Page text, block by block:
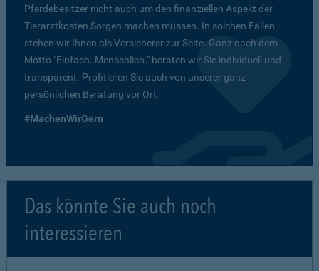
Pferdebesitzer nicht auch um den finanziellen Aspekt der
Tierarztkosten Sorgen machen müssen. In solchen Fällen
stehen wir Ihnen als Versicherer zur Seite. Ganz nach dem
Motto "Einfach. Menschlich." beraten wir Sie individuell und
transparent. Profitieren Sie auch von unserer ganz
persönlichen Beratung vor Ort.
#MachenWirGern
Das könnte Sie auch noch
interessieren